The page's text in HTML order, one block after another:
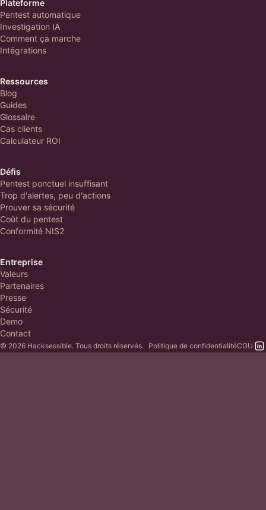
Plateforme
Pentest automatique
Investigation IA
Comment ça marche
Intégrations
Ressources
Blog
Guides
Glossaire
Cas clients
Calculateur ROI
Défis
Pentest ponctuel insuffisant
Trop d'alertes, peu d'actions
Prouver sa sécurité
Coût du pentest
Conformité NIS2
Entreprise
Valeurs
Partenaires
Presse
Sécurité
Demo
Contact
© 2026 Hacksessible. Tous droits réservés. Politique de confidentialitéCGU